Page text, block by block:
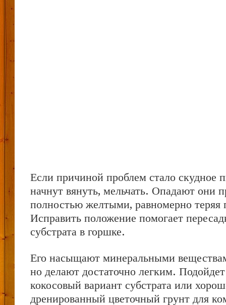
Если причиной проблем стало скудное
начнут вянуть, мельчать. Опадают они
полностью желтыми, равномерно теряя
Исправить положение помогает
субстрата в горшке.
Его насыщают минеральными
но делают достаточно легким.
кокосовый вариант субстрата или
дренированный цветочный грунт для